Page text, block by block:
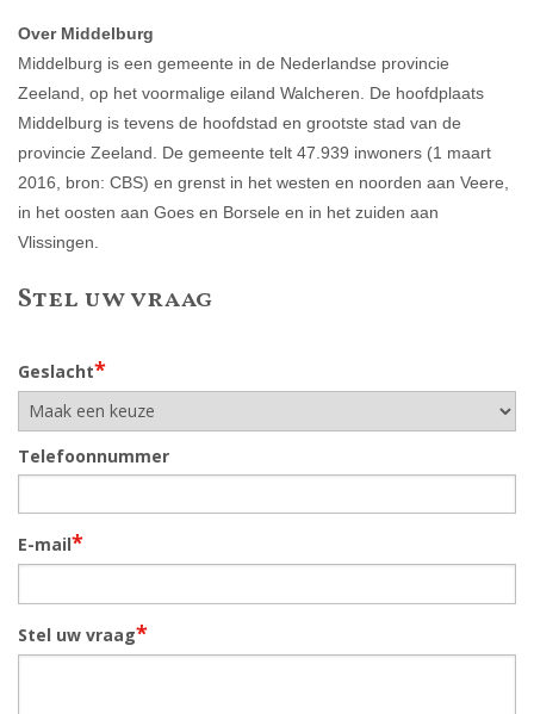
Over Middelburg
Middelburg is een gemeente in de Nederlandse provincie
Zeeland, op het voormalige eiland Walcheren. De hoofdplaats
Middelburg is tevens de hoofdstad en grootste stad van de
provincie Zeeland. De gemeente telt 47.939 inwoners (1 maart
2016, bron: CBS) en grenst in het westen en noorden aan Veere,
in het oosten aan Goes en Borsele en in het zuiden aan
Vlissingen.
Stel uw vraag
Geslacht*
Telefoonnummer
E-mail*
Stel uw vraag*